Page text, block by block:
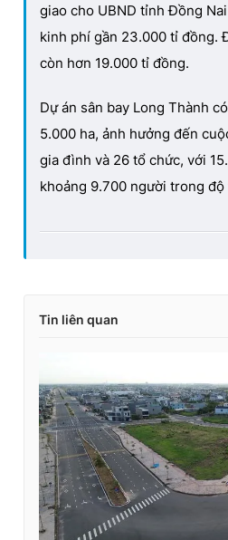
giao cho UBND tỉnh Đồng
kinh phí gần 23.000 tỉ đồng.
còn hơn 19.000 tỉ đồng.
Dự án sân bay Long Thành
5.000 ha, ảnh hưởng đến
gia đình và 26 tổ chức, với
khoảng 9.700 người trong
Tin liên quan